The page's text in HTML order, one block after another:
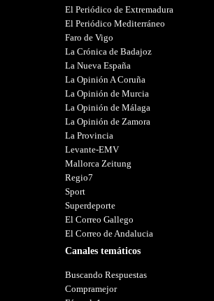
El Periódico de Extremadura
El Periódico Mediterráneo
Faro de Vigo
La Crónica de Badajoz
La Nueva España
La Opinión A Coruña
La Opinión de Murcia
La Opinión de Málaga
La Opinión de Zamora
La Provincia
Levante-EMV
Mallorca Zeitung
Regio7
Sport
Superdeporte
El Correo Gallego
El Correo de Andalucia
Canales temáticos
Buscando Respuestas
Compramejor